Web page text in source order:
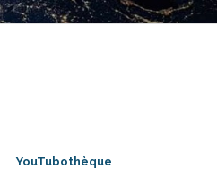
YouTubothèque